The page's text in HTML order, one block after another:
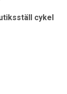
cykel